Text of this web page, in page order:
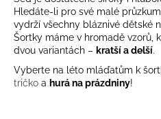
Hledáte-li pro své malé
vydrží všechny bláznivé dětské
Šortky máme v hromadě vzorů,
dvou variantách – kratší a delší.
Vyberte na léto mláďatům k
tričko a hurá na prázdniny!
j
e
t
e
n